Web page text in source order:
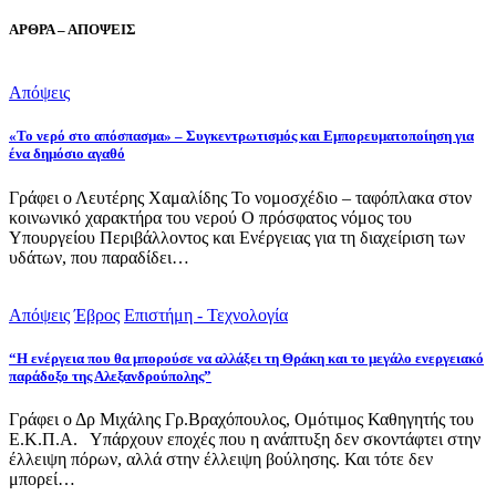
ΑΡΘΡΑ – ΑΠΟΨΕΙΣ
Απόψεις
«Το νερό στο απόσπασμα» – Συγκεντρωτισμός και Εμπορευματοποίηση για
ένα δημόσιο αγαθό
Γράφει ο Λευτέρης Χαμαλίδης Το νομοσχέδιο – ταφόπλακα στον
κοινωνικό χαρακτήρα του νερού Ο πρόσφατος νόμος του
Υπουργείου Περιβάλλοντος και Ενέργειας για τη διαχείριση των
υδάτων, που παραδίδει…
Απόψεις Έβρος Επιστήμη - Τεχνολογία
“Η ενέργεια που θα μπορούσε να αλλάξει τη Θράκη και το μεγάλο ενεργειακό
παράδοξο της Αλεξανδρούπολης”
Γράφει ο Δρ Μιχάλης Γρ.Βραχόπουλος, Ομότιμος Καθηγητής του
Ε.Κ.Π.Α. Υπάρχουν εποχές που η ανάπτυξη δεν σκοντάφτει στην
έλλειψη πόρων, αλλά στην έλλειψη βούλησης. Και τότε δεν
μπορεί…